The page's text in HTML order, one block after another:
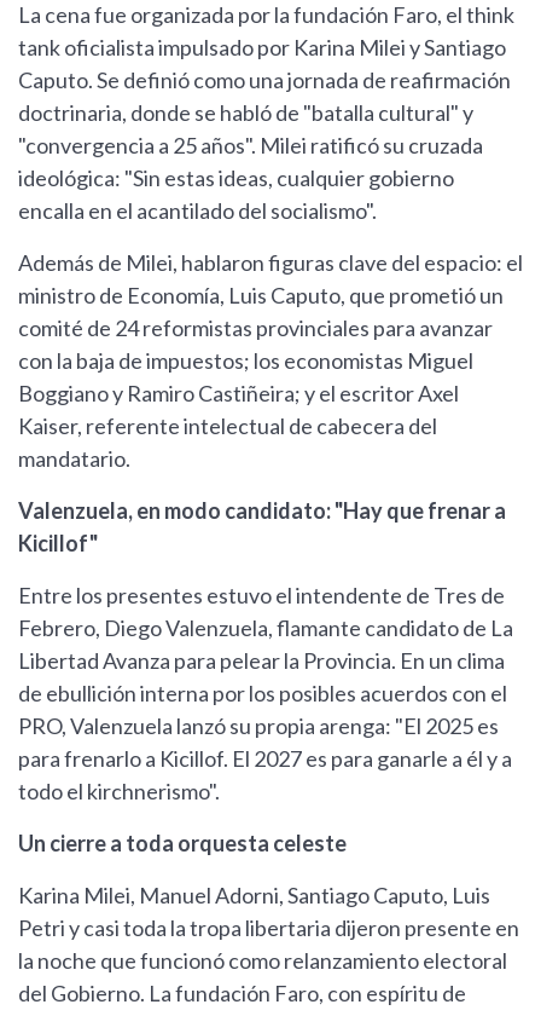
La cena fue organizada por la fundación Faro, el think
tank oficialista impulsado por Karina Milei y Santiago
Caputo. Se definió como una jornada de reafirmación
doctrinaria, donde se habló de "batalla cultural" y
"convergencia a 25 años". Milei ratificó su cruzada
ideológica: "Sin estas ideas, cualquier gobierno
encalla en el acantilado del socialismo".
Además de Milei, hablaron figuras clave del espacio: el
ministro de Economía, Luis Caputo, que prometió un
comité de 24 reformistas provinciales para avanzar
con la baja de impuestos; los economistas Miguel
Boggiano y Ramiro Castiñeira; y el escritor Axel
Kaiser, referente intelectual de cabecera del
mandatario.
Valenzuela, en modo candidato: "Hay que frenar a
Kicillof"
Entre los presentes estuvo el intendente de Tres de
Febrero, Diego Valenzuela, flamante candidato de La
Libertad Avanza para pelear la Provincia. En un clima
de ebullición interna por los posibles acuerdos con el
PRO, Valenzuela lanzó su propia arenga: "El 2025 es
para frenarlo a Kicillof. El 2027 es para ganarle a él y a
todo el kirchnerismo".
Un cierre a toda orquesta celeste
Karina Milei, Manuel Adorni, Santiago Caputo, Luis
Petri y casi toda la tropa libertaria dijeron presente en
la noche que funcionó como relanzamiento electoral
del Gobierno. La fundación Faro, con espíritu de